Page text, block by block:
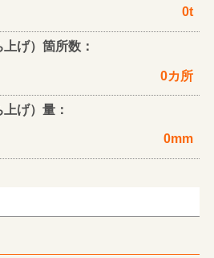
0t
げ）箇所数：
0カ所
げ）量：
0mm